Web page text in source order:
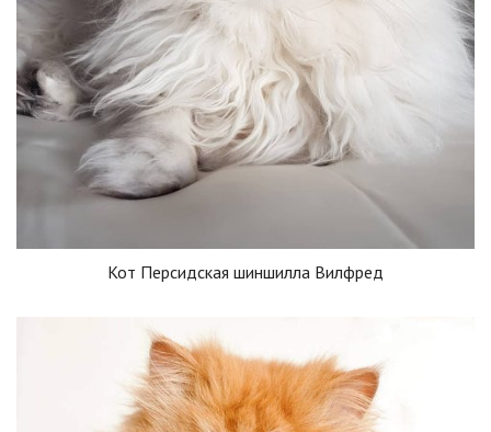
Кот Персидская шиншилла Вилфред